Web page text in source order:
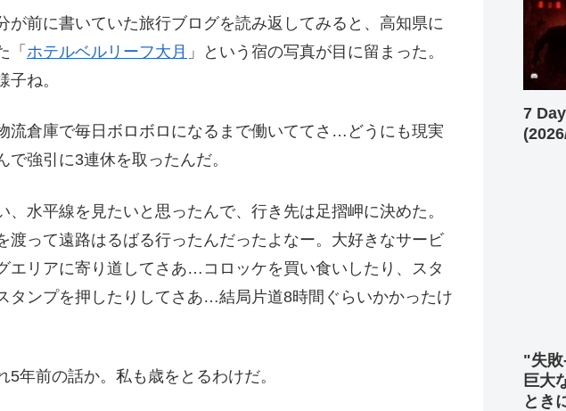
が前に書いていた旅行ブログを読み返してみると、高知県に
「 ホテルベルリーフ大月 」という宿の写真が目に留まった。
子ね。
流倉庫で毎日ボロボロになるまで働いててさ…どうにも現実
で強引に3連休を取ったんだ。
、水平線を見たいと思ったんで、行き先は足摺岬に決めた。
渡って遠路はるばる行ったんだったよなー。大好きなサービ
エリアに寄り道してさあ…コロッケを買い食いしたり、スタ
タンプを押したりしてさあ…結局片道8時間ぐらいかかったけ
年前の話か。私も歳をとるわけだ。
7
"失
巨大
とき